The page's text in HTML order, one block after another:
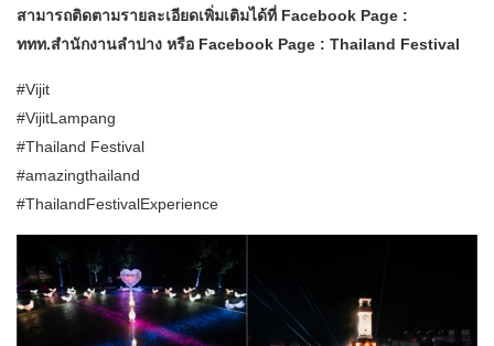
สามารถติดตามรายละเอียดเพิ่มเติมได้ที่ Facebook Page :
ททท.สำนักงานลำปาง หรือ Facebook Page : Thailand Festival
#Vijit
#VijitLampang
#Thailand Festival
#amazingthailand
#ThailandFestivalExperience